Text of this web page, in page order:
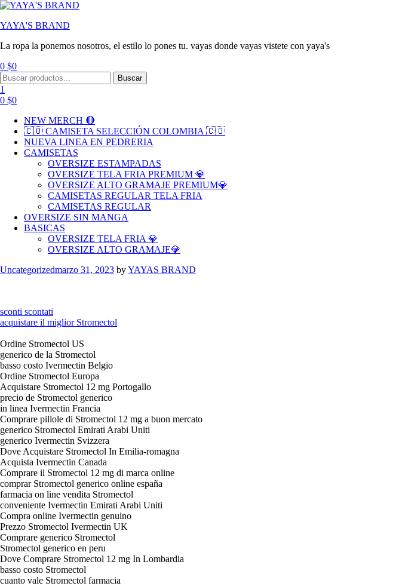
YAYA'S BRAND
La ropa la ponemos nosotros, el estilo lo pones tu. vayas donde vayas vistete con yaya's
0 $0
Menu
Search
for:
Buscar
1
0 $0
NEW MERCH 🔴
🇨🇴 CAMISETA SELECCIÓN COLOMBIA 🇨🇴
NUEVA LINEA EN PEDRERIA
CAMISETAS
OVERSIZE ESTAMPADAS
OVERSIZE TELA FRIA PREMIUM 💎
OVERSIZE ALTO GRAMAJE PREMIUM💎
CAMISETAS REGULAR TELA FRIA
CAMISETAS REGULAR
OVERSIZE SIN MANGA
BASICAS
OVERSIZE TELA FRIA 💎
OVERSIZE ALTO GRAMAJE💎
Categories
Uncategorizedmarzo 31, 2023 byYAYAS BRAND
sconti scontati
acquistare il miglior Stromectol
Ordine Stromectol US
generico de la Stromectol
basso costo Ivermectin Belgio
Ordine Stromectol Europa
Acquistare Stromectol 12 mg Portogallo
precio de Stromectol generico
in linea Ivermectin Francia
Comprare pillole di Stromectol 12 mg a buon mercato
generico Stromectol Emirati Arabi Uniti
generico Ivermectin Svizzera
Dove Acquistare Stromectol In Emilia-romagna
Acquista Ivermectin Canada
Comprare il Stromectol 12 mg di marca online
comprar Stromectol generico online españa
farmacia on line vendita Stromectol
conveniente Ivermectin Emirati Arabi Uniti
Compra online Ivermectin genuino
Prezzo Stromectol Ivermectin UK
Comprare generico Stromectol
Stromectol generico en peru
Dove Comprare Stromectol 12 mg In Lombardia
basso costo Stromectol
cuanto vale Stromectol farmacia